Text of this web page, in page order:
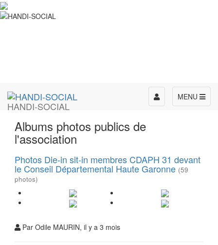
HANDI-SOCIAL
MENU
Toggle
navigation
Albums photos publics de
l'association
Photos Die-in sit-in membres CDAPH 31 devant
le Conseil Départemental Haute Garonne (59
photos)
Par Odile MAURIN, il y a 3 mois